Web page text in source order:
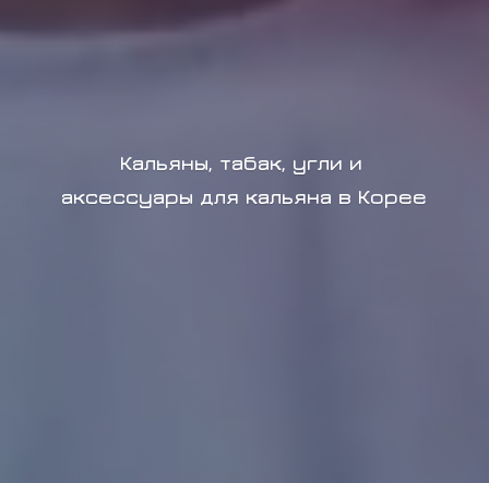
Кальяны, табак, угли и
аксессуары для кальяна в Корее